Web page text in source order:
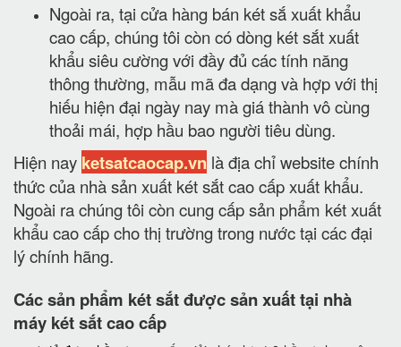
Ngoài ra, tại cửa hàng bán két sắ xuất khẩu
cao cấp, chúng tôi còn có dòng két sắt xuất
khẩu siêu cường với đầy đủ các tính năng
thông thường, mẫu mã đa dạng và hợp với thị
hiếu hiện đại ngày nay mà giá thành vô cùng
thoải mái, hợp hầu bao người tiêu dùng.
Hiện nay ketsatcaocap.vn là địa chỉ website chính
thức của nhà sản xuất két sắt cao cấp xuất khẩu.
Ngoài ra chúng tôi còn cung cấp sản phẩm két xuất
khẩu cao cấp cho thị trường trong nước tại các đại
lý chính hãng.
Các sản phẩm két sắt được sản xuất tại nhà
máy két sắt cao cấp